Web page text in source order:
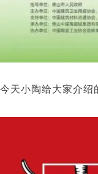
今天小陶给大家介